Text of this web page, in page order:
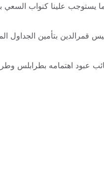
مما يستوجب علينا كنواب
قمرالدين بتأمين الجداول
عبود اهتمامه بطرابلس